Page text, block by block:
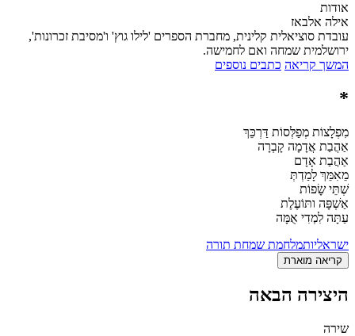
אודות
אילה אלבאז
עובדת סוציאלית קלינית, מחברת הספרים 'לילו גוץ' ו'מסיבת זכרונות',
ירושלמית שמחה ואם לחמישה.
המשך קריאה כתבים נוספים
*
מִפְלָצוֹת מְפַלְּסוֹת דַּרְכֵּךְ
אַהֲבַת אֲדָמָה קָבְרָה
אַהֲבַת אָדָם
מֵאִמֵּךְ לָמַדְתְּ
שְׁתֵּי שָׂפוֹת
אַשְׁפָּה ותּוֹעֶלֶת
עַתָּה לִמְדִי אֻמָּה
ישראליותמלחמת שמחת תורה
קריאה מוארת
היצירה הבאה
שירה